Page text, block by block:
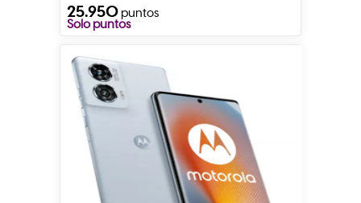
25.950puntos
Solo puntos